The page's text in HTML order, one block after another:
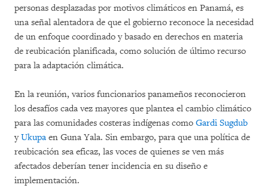
personas desplazadas por motivos climáticos en Panamá, es
una señal alentadora de que el gobierno reconoce la necesidad
de un enfoque coordinado y basado en derechos en materia
de reubicación planificada, como solución de último recurso
para la adaptación climática.
En la reunión, varios funcionarios panameños reconocieron
los desafíos cada vez mayores que plantea el cambio climático
para las comunidades costeras indígenas como Gardi Sugdub
yUkupa en Guna Yala. Sin embargo, para que una política de
reubicación sea eficaz, las voces de quienes se ven más
afectados deberían tener incidencia en su diseño e
implementación.